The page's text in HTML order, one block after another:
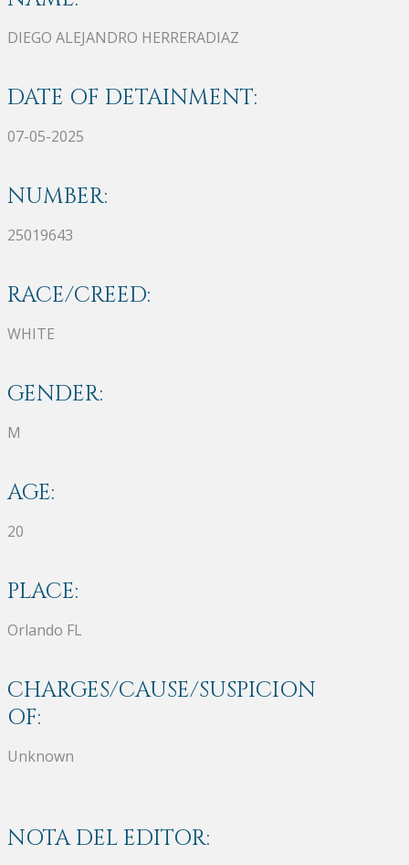
DIEGO ALEJANDRO HERRERADIAZ
DATE OF DETAINMENT:
07-05-2025
NUMBER:
25019643
RACE/CREED:
WHITE
GENDER:
M
AGE:
20
PLACE:
Orlando FL
CHARGES/CAUSE/SUSPICION
OF:
Unknown
NOTA DEL EDITOR: